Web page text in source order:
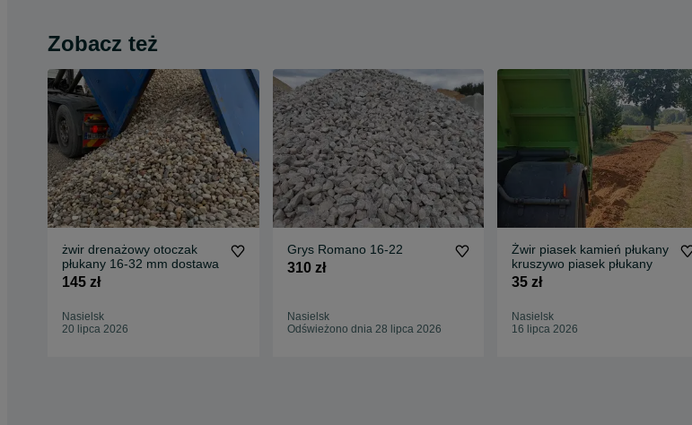
Zobacz też
żwir drenażowy otoczak
płukany 16-32 mm dostawa
145 zł
Nasielsk
20 lipca 2026
Grys Romano 16-22
310 zł
Nasielsk
Odświeżono dnia 28 lipca 2026
Żwir piasek kamień płukany
kruszywo piasek płukany
35 zł
Nasielsk
16 lipca 2026